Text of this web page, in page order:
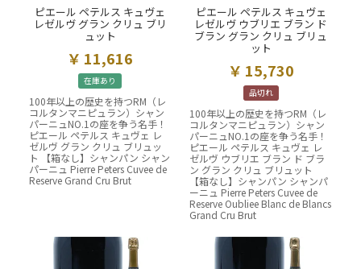
ピエール ペテルス キュヴェ
レゼルヴ グラン クリュ ブリ
ュット
11,616
在庫あり
100年以上の歴史を持つRM（レ
コルタンマニピュラン）シャン
パーニュNO.1の座を争う名手！
ピエール ペテルス キュヴェ レ
ゼルヴ グラン クリュ ブリュッ
ト 【箱なし】シャンパン シャン
パーニュ Pierre Peters Cuvee de
Reserve Grand Cru Brut
ピエール ペテルス キュヴェ
レゼルヴ ウブリエ ブラン ド
ブラン グラン クリュ ブリュ
ット
15,730
品切れ
100年以上の歴史を持つRM（レ
コルタンマニピュラン）シャン
パーニュNO.1の座を争う名手！
ピエール ペテルス キュヴェ レ
ゼルヴ ウブリエ ブラン ド ブラ
ン グラン クリュ ブリュット
【箱なし】シャンパン シャンパ
ーニュ Pierre Peters Cuvee de
Reserve Oubliee Blanc de Blancs
Grand Cru Brut